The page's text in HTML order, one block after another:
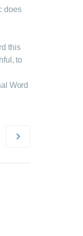
does
this
to
Word